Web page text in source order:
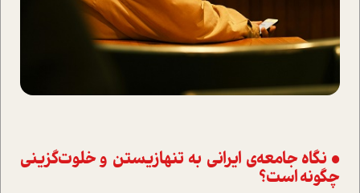
• نگاه جامعه‌ی ایرانی به تنها‌زیستن و خلوت‌گزینی
چگونه ا‌ست؟